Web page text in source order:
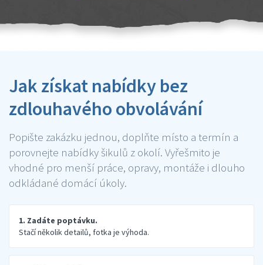
Jak získat nabídky bez
zdlouhavého obvolávání
Popište zakázku jednou, doplňte místo a termín a
porovnejte nabídky šikulů z okolí. Vyřešmito je
vhodné pro menší práce, opravy, montáže i dlouho
odkládané domácí úkoly.
1. Zadáte poptávku.
Stačí několik detailů, fotka je výhoda.